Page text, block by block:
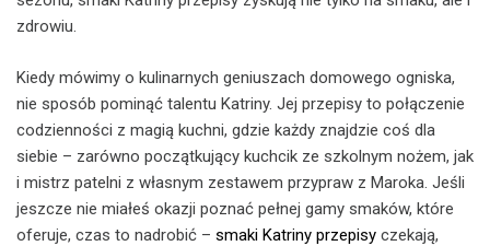
zdrowiu.
Kiedy mówimy o kulinarnych geniuszach domowego ogniska,
nie sposób pominąć talentu Katriny. Jej przepisy to połączenie
codzienności z magią kuchni, gdzie każdy znajdzie coś dla
siebie – zarówno początkujący kuchcik ze szkolnym nożem, jak
i mistrz patelni z własnym zestawem przypraw z Maroka. Jeśli
jeszcze nie miałeś okazji poznać pełnej gamy smaków, które
oferuje, czas to nadrobić – smaki Katriny przepisy czekają,